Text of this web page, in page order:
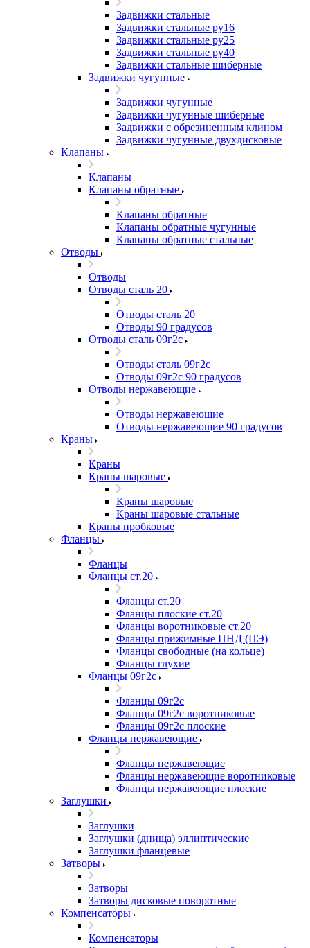
Задвижки стальные
Задвижки стальные ру16
Задвижки стальные ру25
Задвижки стальные ру40
Задвижки стальные шиберные
Задвижки чугунные
Задвижки чугунные
Задвижки чугунные шиберные
Задвижки с обрезиненным клином
Задвижки чугунные двухдисковые
Клапаны
Клапаны
Клапаны обратные
Клапаны обратные
Клапаны обратные чугунные
Клапаны обратные стальные
Отводы
Отводы
Отводы сталь 20
Отводы сталь 20
Отводы 90 градусов
Отводы сталь 09г2с
Отводы сталь 09г2с
Отводы 09г2с 90 градусов
Отводы нержавеющие
Отводы нержавеющие
Отводы нержавеющие 90 градусов
Краны
Краны
Краны шаровые
Краны шаровые
Краны шаровые стальные
Краны пробковые
Фланцы
Фланцы
Фланцы ст.20
Фланцы ст.20
Фланцы плоские ст.20
Фланцы воротниковые ст.20
Фланцы прижимные ПНД (ПЭ)
Фланцы свободные (на кольце)
Фланцы глухие
Фланцы 09г2с
Фланцы 09г2с
Фланцы 09г2с воротниковые
Фланцы 09г2с плоские
Фланцы нержавеющие
Фланцы нержавеющие
Фланцы нержавеющие воротниковые
Фланцы нержавеющие плоские
Заглушки
Заглушки
Заглушки (днища) эллиптические
Заглушки фланцевые
Затворы
Затворы
Затворы дисковые поворотные
Компенсаторы
Компенсаторы